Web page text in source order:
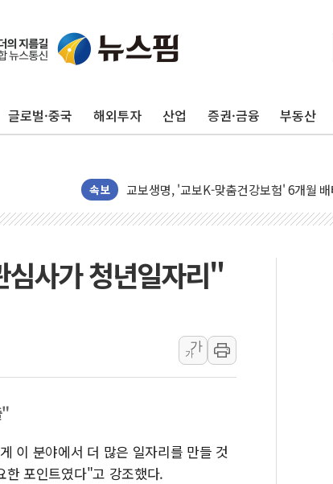
글로벌·중국 해외투자 산업 증권·금융 부동산
속보
보로노이, 폐암 치료제 'VRN11' 캐나다
교보생명, '교보K-맞춤건강보험' 6개월 배
1순위보다 낮은 특별공급 경쟁률… 실수
네이버 클립, 시청 만으로 혜택 얻는 피드
KDB생명 본입찰 3파전…한화·흥국·한투
반도체공학회 "R&D직 주 52시간제 개선
[르포] 육군, 2031년까지 3개 보급단 '1등
송도 신축 아파트서 외벽 테라스 떨어져
사가 청년일자리"
가
가
"
이 분야에서 더 많은 일자리를 만들 것
포인트였다"고 강조했다.